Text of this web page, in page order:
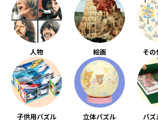
人物 絵画 その
子供用パズル 立体パズル パズ